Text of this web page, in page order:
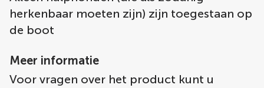
herkenbaar moeten zijn) zijn toegestaan op
de boot
Meer informatie
Voor vragen over het product kunt u